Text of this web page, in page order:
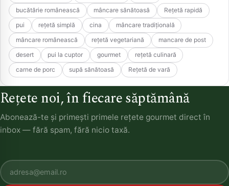
bucătărie românească
mâncare sănătoasă
Rețetă rapidă
pui
rețetă simplă cina
mâncare tradițională
mâncare românească
rețetă vegetariană
mancare de post
desert
pui la cuptor gourmet
rețetă culinară
carne de porc
supă sănătoasă Rețetă de vară
Rețete noi, în fiecare săptămână
Abonează-te și primești primele rețete gourmet direct în
inbox — fără spam, fără nicio taxă.